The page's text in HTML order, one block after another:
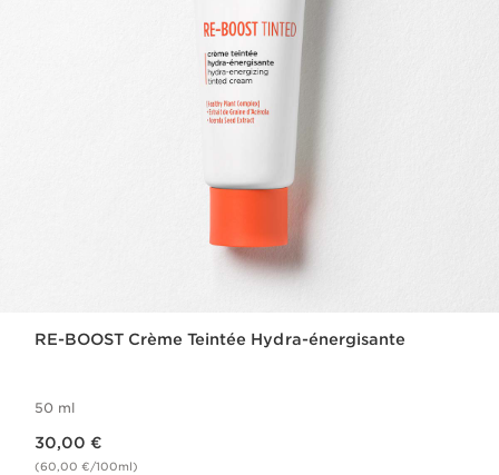
RE-BOOST Crème Teintée Hydra-énergisante
50 ml
30,00 €
(60,00 €/100ml)